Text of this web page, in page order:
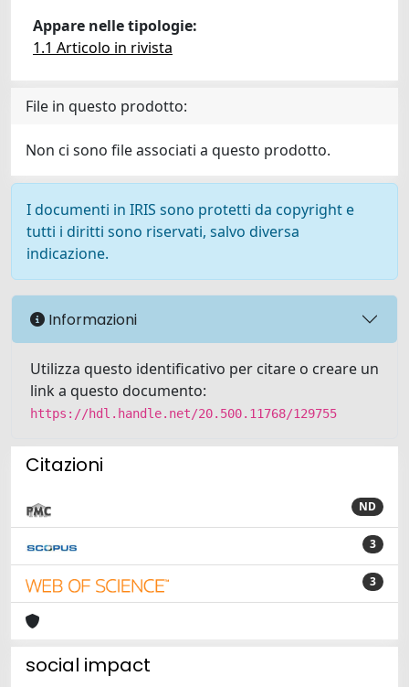
Appare nelle tipologie:
1.1 Articolo in rivista
File in questo prodotto:
Non ci sono file associati a questo prodotto.
I documenti in IRIS sono protetti da copyright e
tutti i diritti sono riservati, salvo diversa
indicazione.
Informazioni
Utilizza questo identificativo per citare o creare un
link a questo documento:
https://hdl.handle.net/20.500.11768/129755
Citazioni
ND
3
3
social impact